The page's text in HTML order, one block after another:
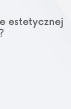
estetycznej